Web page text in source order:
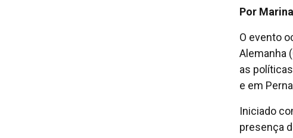
Por
O evento
Alemanha
as
e em
Iniciado
presença